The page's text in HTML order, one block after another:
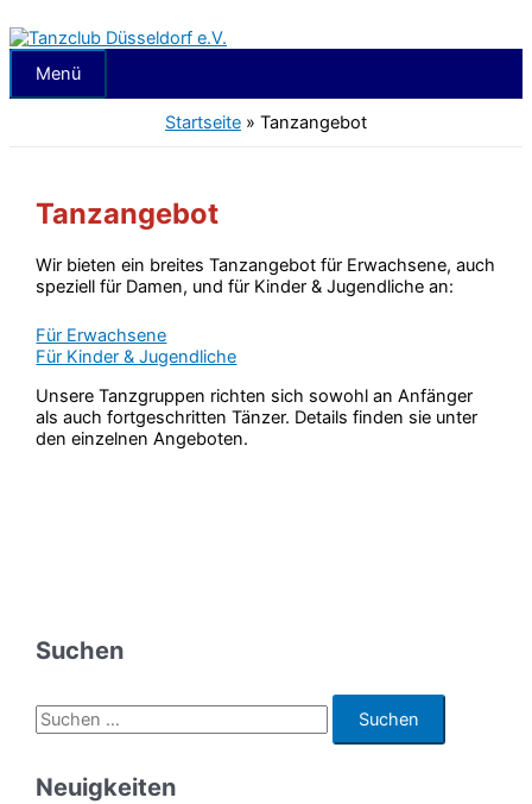
Inhalt
springen
Menü
Menü
Startseite » Tanzangebot
Tanzangebot
Wir bieten ein breites Tanzangebot für Erwachsene, auch
speziell für Damen, und für Kinder & Jugendliche an:
Für Erwachsene
Für Kinder & Jugendliche
Unsere Tanzgruppen richten sich sowohl an Anfänger
als auch fortgeschritten Tänzer. Details finden sie unter
den einzelnen Angeboten.
Suchen
S
c
Neuigkeiten